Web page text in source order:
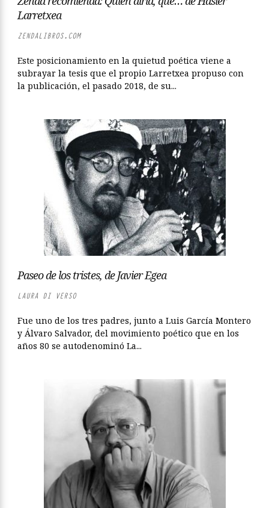
Larretxea
ZENDALIBROS.COM
Este posicionamiento en la quietud poética viene a
subrayar la tesis que el propio Larretxea propuso con
la publicación, el pasado 2018, de su...
Paseo de los tristes, de Javier Egea
LAURA DI VERSO
Fue uno de los tres padres, junto a Luis García Montero
y Álvaro Salvador, del movimiento poético que en los
años 80 se autodenominó La...